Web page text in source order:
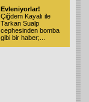
Evleniyorlar!
Çiğdem Kayalı ile
Tarkan Sualp
cephesinden bomba
gibi bir haber;